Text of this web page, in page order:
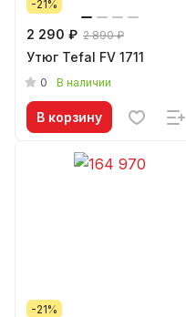
-21%
2 290 ₽ 2 890 ₽
Утюг Tefal FV 1711
0 В наличии
В корзину
-21%